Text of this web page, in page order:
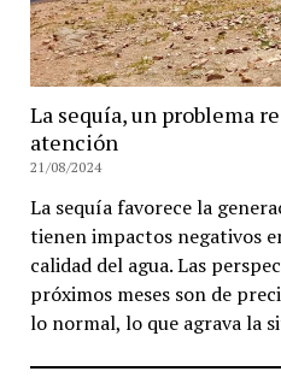
La sequía, un problema
atención
21/08/2024
La sequía favorece la
tienen impactos negativos
calidad del agua. Las
próximos meses son de
lo normal, lo que agrava la